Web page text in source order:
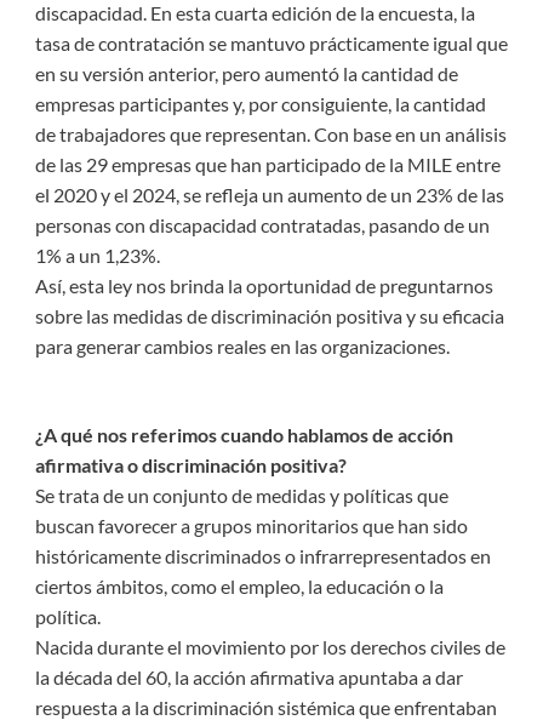
discapacidad. En esta cuarta edición de la encuesta, la
tasa de contratación se mantuvo prácticamente igual que
en su versión anterior, pero aumentó la cantidad de
empresas participantes y, por consiguiente, la cantidad
de trabajadores que representan. Con base en un análisis
de las 29 empresas que han participado de la MILE entre
el 2020 y el 2024, se refleja un aumento de un 23% de las
personas con discapacidad contratadas, pasando de un
1% a un 1,23%.
Así, esta ley nos brinda la oportunidad de preguntarnos
sobre las medidas de discriminación positiva y su eficacia
para generar cambios reales en las organizaciones.
¿A qué nos referimos cuando hablamos de acción
afirmativa o discriminación positiva?
Se trata de un conjunto de medidas y políticas que
buscan favorecer a grupos minoritarios que han sido
históricamente discriminados o infrarrepresentados en
ciertos ámbitos, como el empleo, la educación o la
política.
Nacida durante el movimiento por los derechos civiles de
la década del 60, la acción afirmativa apuntaba a dar
respuesta a la discriminación sistémica que enfrentaban